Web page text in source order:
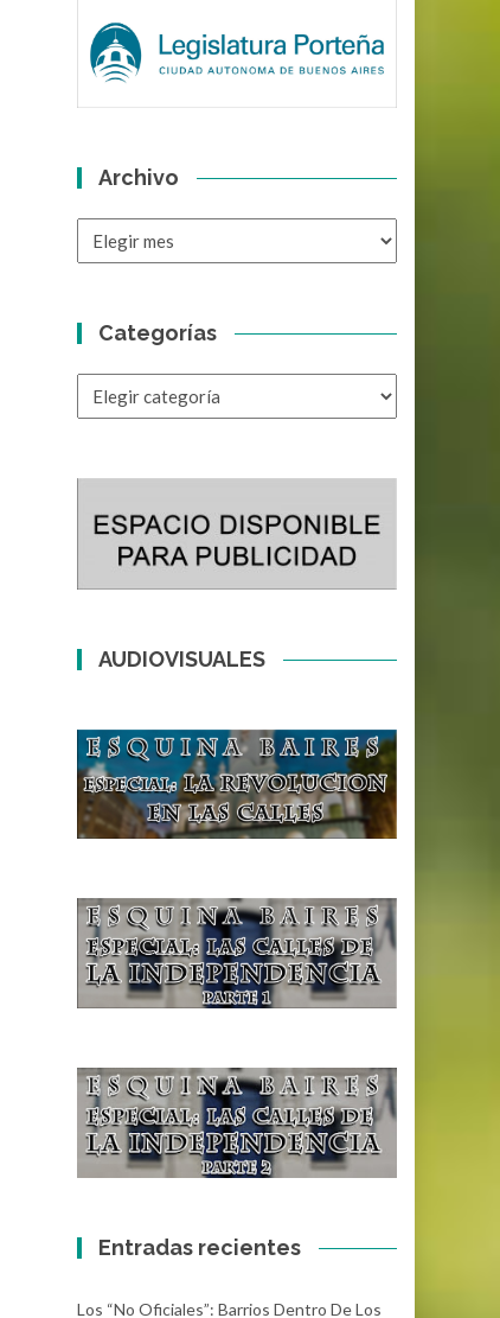
Archivo
Archivo
Categorías
Categorías
AUDIOVISUALES
Entradas recientes
Los “No Oficiales”: Barrios Dentro De Los